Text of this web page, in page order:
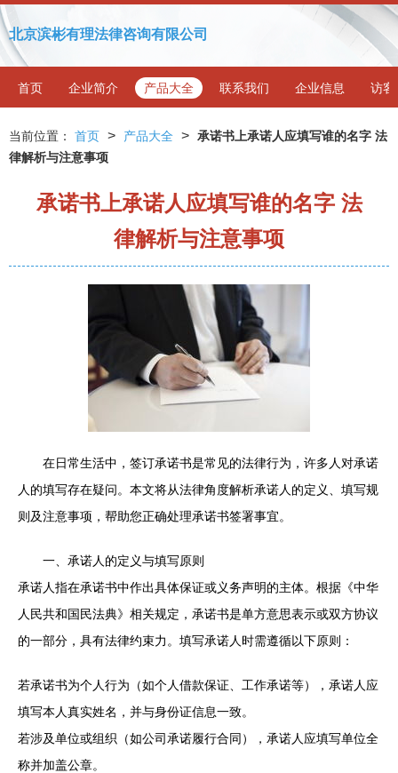
北京滨彬有理法律咨询有限公司
首页 企业简介 产品大全 联系我们 企业信息 访客
当前位置： 首页 > 产品大全 > 承诺书上承诺人应填写谁的名字 法
律解析与注意事项
承诺书上承诺人应填写谁的名字 法
律解析与注意事项
在日常生活中，签订承诺书是常见的法律行为，许多人对承诺
人的填写存在疑问。本文将从法律角度解析承诺人的定义、填写规
则及注意事项，帮助您正确处理承诺书签署事宜。
一、承诺人的定义与填写原则
承诺人指在承诺书中作出具体保证或义务声明的主体。根据《中华
人民共和国民法典》相关规定，承诺书是单方意思表示或双方协议
的一部分，具有法律约束力。填写承诺人时需遵循以下原则：
若承诺书为个人行为（如个人借款保证、工作承诺等），承诺人应
填写本人真实姓名，并与身份证信息一致。
若涉及单位或组织（如公司承诺履行合同），承诺人应填写单位全
称并加盖公章。